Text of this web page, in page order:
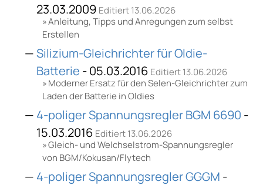
23.03.2009 Editiert 13.06.2026
Anleitung, Tipps und Anregungen zum selbst
Erstellen
Silizium-Gleichrichter für Oldie-
Batterie - 05.03.2016 Editiert 13.06.2026
Moderner Ersatz für den Selen-Gleichrichter zum
Laden der Batterie in Oldies
4-poliger Spannungsregler BGM 6690 -
15.03.2016 Editiert 13.06.2026
Gleich- und Welchselstrom-Spannungsregler
von BGM/Kokusan/Flytech
4-poliger Spannungsregler GGGM -